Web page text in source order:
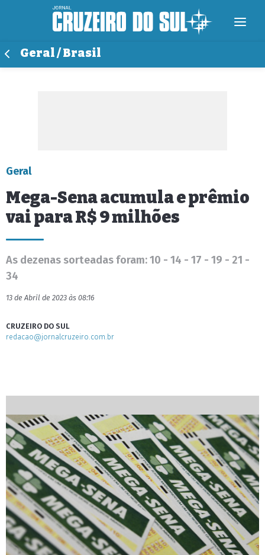
Geral / Brasil
Geral
Mega-Sena acumula e prêmio
vai para R$ 9 milhões
As dezenas sorteadas foram: 10 - 14 - 17 - 19 - 21 -
34
13 de Abril de 2023 às 08:16
CRUZEIRO DO SUL
redacao@jornalcruzeiro.com.br